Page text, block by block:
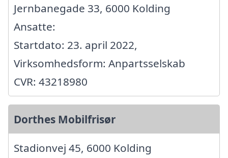
Jernbanegade 33, 6000 Kolding
Ansatte:
Startdato: 23. april 2022,
Virksomhedsform: Anpartsselskab
CVR: 43218980
Dorthes Mobilfrisør
Stadionvej 45, 6000 Kolding